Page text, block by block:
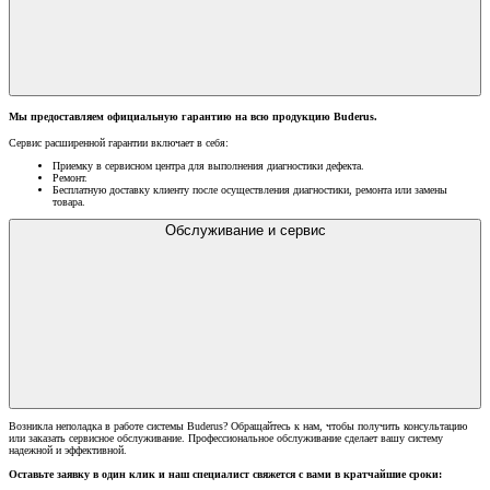
Мы предоставляем официальную гарантию на всю продукцию Buderus.
Сервис расширенной гарантии включает в себя:
Приемку в сервисном центра для выполнения диагностики дефекта.
Ремонт.
Бесплатную доставку клиенту после осуществления диагностики, ремонта или замены
товара.
Обслуживание и сервис
Возникла неполадка в работе системы Buderus? Обращайтесь к нам, чтобы получить консультацию
или заказать сервисное обслуживание. Профессиональное обслуживание сделает вашу систему
надежной и эффективной.
Оставьте заявку в один клик и наш специалист свяжется с вами в кратчайшие сроки: